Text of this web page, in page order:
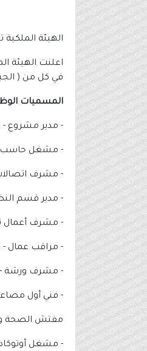
الهيئة الملكية
اعلنت الهيئة
في كل من (
المسميات
- مدير مشروع - عدد 1 - (للرجال
- ⁠مشغل حاسب آلي - عدد 1 -
- ⁠مشرف اتصالات- عدد
- ⁠مدير قسم النظافة - عدد 1
- ⁠مشرف أعمال
- مراقب عمال - عدد 1 -
- ⁠مشرف ورشة - عدد 1 -
- ⁠فني أول مصاعد
مفتش الصحة
- ⁠مشغل أوتوكاد - عدد 1